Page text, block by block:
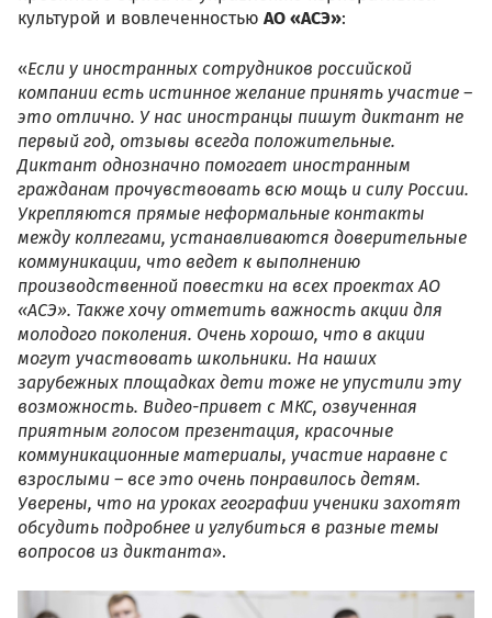
культурой и вовлеченностью АО «АСЭ»:
«Если у иностранных сотрудников российской
компании есть истинное желание принять участие –
это отлично. У нас иностранцы пишут диктант не
первый год, отзывы всегда положительные.
Диктант однозначно помогает иностранным
гражданам прочувствовать всю мощь и силу России.
Укрепляются прямые неформальные контакты
между коллегами, устанавливаются доверительные
коммуникации, что ведет к выполнению
производственной повестки на всех проектах АО
«АСЭ». Также хочу отметить важность акции для
молодого поколения. Очень хорошо, что в акции
могут участвовать школьники. На наших
зарубежных площадках дети тоже не упустили эту
возможность. Видео-привет с МКС, озвученная
приятным голосом презентация, красочные
коммуникационные материалы, участие наравне с
взрослыми – все это очень понравилось детям.
Уверены, что на уроках географии ученики захотят
обсудить подробнее и углубиться в разные темы
вопросов из диктанта».